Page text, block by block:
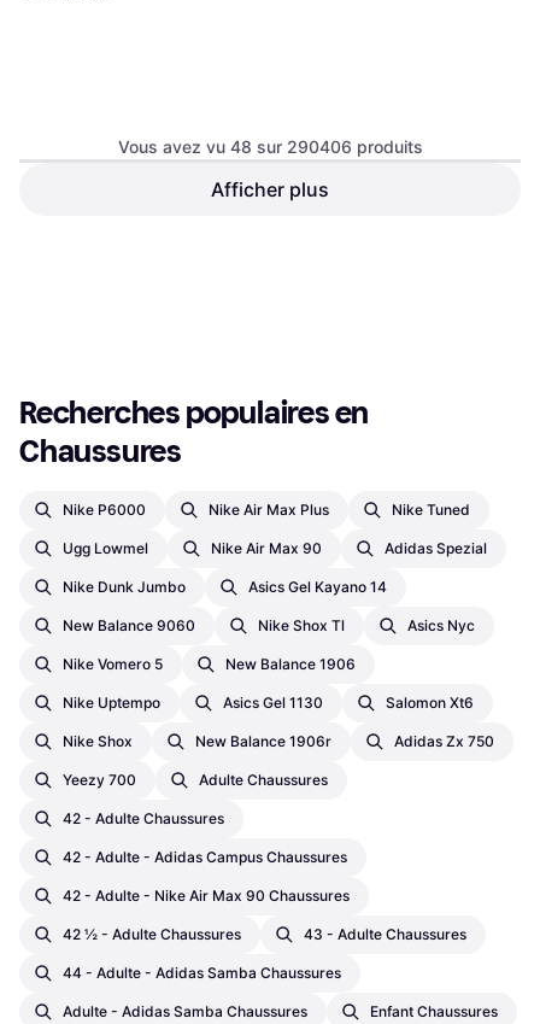
adidas Campus 00s - Dark
Vous avez vu 48 sur 290406 produits
Afficher plus
Recherches populaires en
Chaussures
Nike P6000 Nike Air Max Plus Nike Tuned
Ugg Lowmel Nike Air Max 90 Adidas Spezial
Nike Dunk Jumbo Asics Gel Kayano 14
New Balance 9060 Nike Shox Tl Asics Nyc
Nike Vomero 5 New Balance 1906
Nike Uptempo Asics Gel 1130 Salomon Xt6
Nike Shox New Balance 1906r Adidas Zx 750
Yeezy 700 Adulte Chaussures
42 - Adulte Chaussures
42 - Adulte - Adidas Campus Chaussures
42 - Adulte - Nike Air Max 90 Chaussures
42 ½ - Adulte Chaussures 43 - Adulte Chaussures
44 - Adulte - Adidas Samba Chaussures
Adulte - Adidas Samba Chaussures Enfant Chaussures